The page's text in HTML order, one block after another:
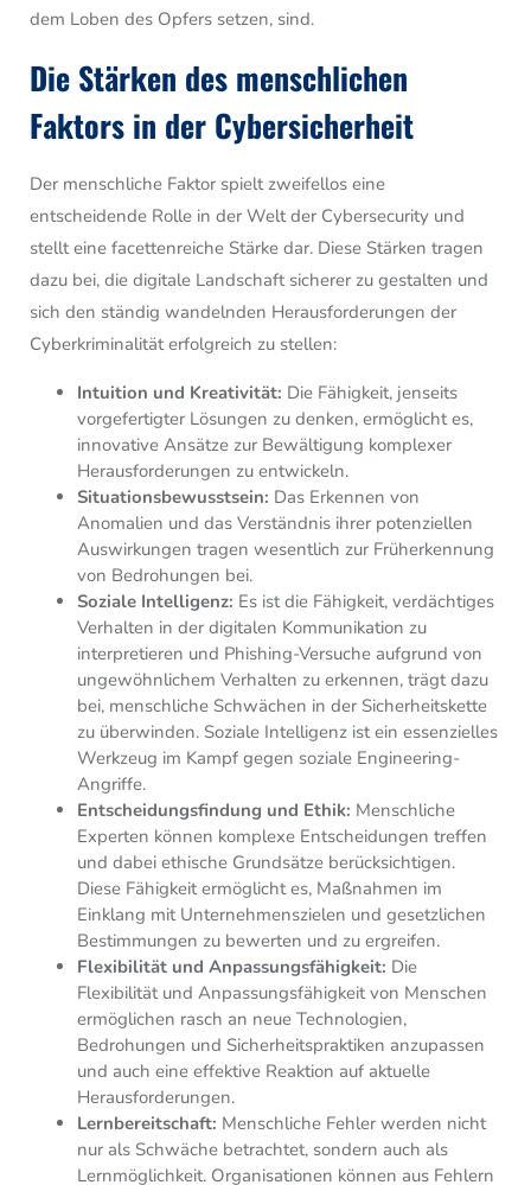
dem Loben des Opfers setzen, sind.
Die Stärken des menschlichen
Faktors in der Cybersicherheit
Der menschliche Faktor spielt zweifellos eine
entscheidende Rolle in der Welt der Cybersecurity und
stellt eine facettenreiche Stärke dar. Diese Stärken tragen
dazu bei, die digitale Landschaft sicherer zu gestalten und
sich den ständig wandelnden Herausforderungen der
Cyberkriminalität erfolgreich zu stellen:
Intuition und Kreativität: Die Fähigkeit, jenseits
vorgefertigter Lösungen zu denken, ermöglicht es,
innovative Ansätze zur Bewältigung komplexer
Herausforderungen zu entwickeln.
Situationsbewusstsein: Das Erkennen von
Anomalien und das Verständnis ihrer potenziellen
Auswirkungen tragen wesentlich zur Früherkennung
von Bedrohungen bei.
Soziale Intelligenz: Es ist die Fähigkeit, verdächtiges
Verhalten in der digitalen Kommunikation zu
interpretieren und Phishing-Versuche aufgrund von
ungewöhnlichem Verhalten zu erkennen, trägt dazu
bei, menschliche Schwächen in der Sicherheitskette
zu überwinden. Soziale Intelligenz ist ein essenzielles
Werkzeug im Kampf gegen soziale Engineering-
Angriffe.
Entscheidungsfindung und Ethik: Menschliche
Experten können komplexe Entscheidungen treffen
und dabei ethische Grundsätze berücksichtigen.
Diese Fähigkeit ermöglicht es, Maßnahmen im
Einklang mit Unternehmenszielen und gesetzlichen
Bestimmungen zu bewerten und zu ergreifen.
Flexibilität und Anpassungsfähigkeit: Die
Flexibilität und Anpassungsfähigkeit von Menschen
ermöglichen rasch an neue Technologien,
Bedrohungen und Sicherheitspraktiken anzupassen
und auch eine effektive Reaktion auf aktuelle
Herausforderungen.
Lernbereitschaft: Menschliche Fehler werden nicht
nur als Schwäche betrachtet, sondern auch als
Lernmöglichkeit. Organisationen können aus Fehlern